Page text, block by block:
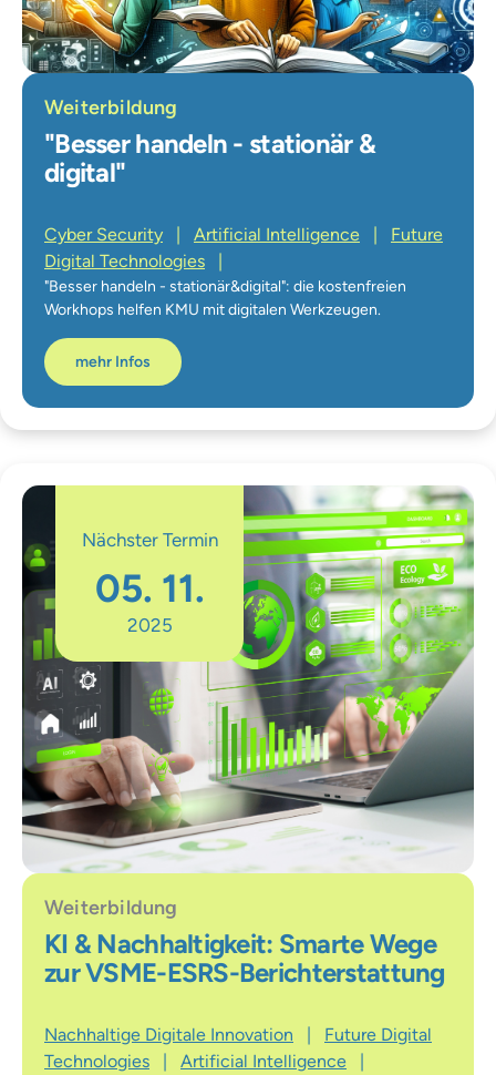
Weiterbildung
"Besser handeln - stationär &
digital"
Cyber Security Artificial Intelligence
Future
Digital Technologies
"Besser handeln - stationär&digital": die kostenfreien
Workhops helfen KMU mit digitalen Werkzeugen.
mehr Infos
Nächster Termin
05. 11.
2025
Weiterbildung
KI & Nachhaltigkeit: Smarte Wege
zur VSME-ESRS-Berichterstattung
Nachhaltige Digitale Innovation | Future Digital
Technologies | Artificial Intelligence |